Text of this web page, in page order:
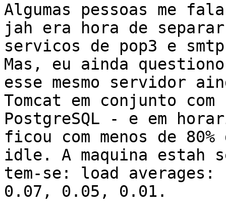
Algumas pessoas me
jah era hora de
servicos de pop3 e
Mas, eu ainda
esse mesmo servidor
Tomcat em conjunto com
PostgreSQL - e em
ficou com menos de 80%
idle. A maquina estah
tem-se: load averages:
0.07, 0.05, 0.01.